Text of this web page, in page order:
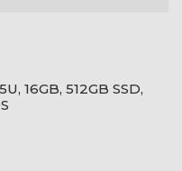
16GB, 512GB SSD,